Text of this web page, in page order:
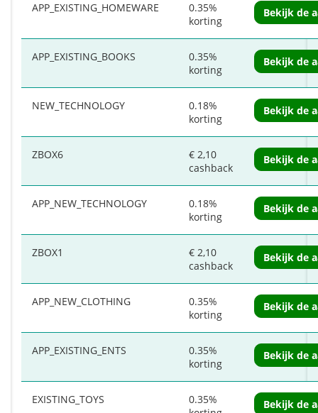
APP_EXISTING_HOMEWARE
0.35%
korting
Bekijk de
APP_EXISTING_BOOKS
0.35%
korting
Bekijk de
NEW_TECHNOLOGY
0.18%
korting
Bekijk de
ZBOX6
€ 2,10
cashback
Bekijk de
APP_NEW_TECHNOLOGY
0.18%
korting
Bekijk de
ZBOX1
€ 2,10
cashback
Bekijk de
APP_NEW_CLOTHING
0.35%
korting
Bekijk de
APP_EXISTING_ENTS
0.35%
korting
Bekijk de
EXISTING_TOYS
0.35%
Bekijk de